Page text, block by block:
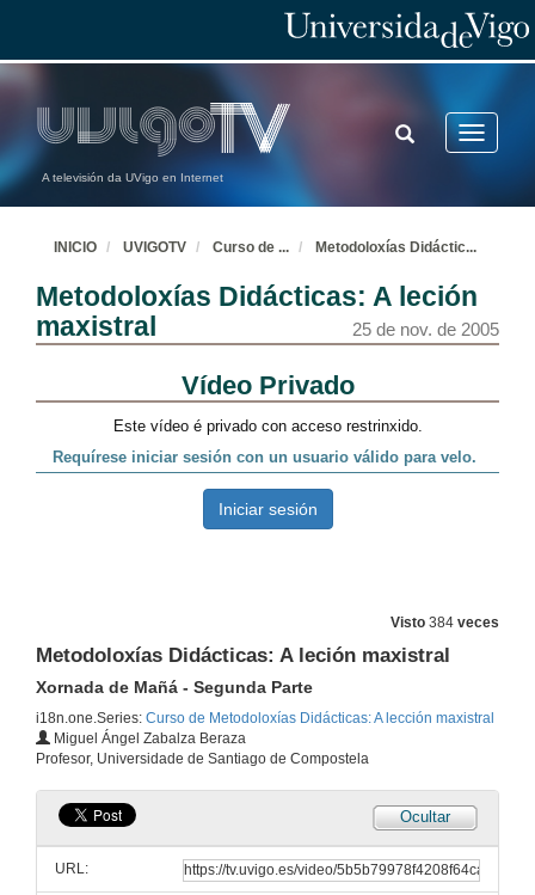
A televisión da UVigo en Internet
Toggle
TOGGLE
SEARCH
INICIO UVIGOTV Curso de ... Metodoloxías Didáctic...
Metodoloxías Didácticas: A leción
maxistral
25 de nov. de 2005
Visto 384 veces
Metodoloxías Didácticas: A leción maxistral
Xornada de Mañá - Segunda Parte
i18n.one.Series: Curso de Metodoloxías Didácticas: A lección maxistral
Miguel Ángel Zabalza Beraza
Profesor, Universidade de Santiago de Compostela
Ocultar
URL: